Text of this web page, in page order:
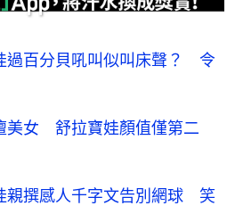
過百分貝吼叫似叫床聲？ 令
美女 舒拉寶娃顏值僅第二
親撰感人千字文告別網球 笑